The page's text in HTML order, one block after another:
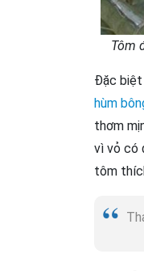
Tôm
Đặc biệt
hùm
thơm
vì vỏ có
tôm